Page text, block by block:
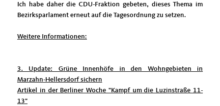
Ich habe daher die CDU-Fraktion gebeten, dieses Thema im
Bezirksparlament erneut auf die Tagesordnung zu setzen.
Weitere Informationen:
3. Update: Grüne Innenhöfe in den Wohngebieten in
Marzahn-Hellersdorf sichern
Artikel in der Berliner Woche "Kampf um die Luzinstraße 11-
13"